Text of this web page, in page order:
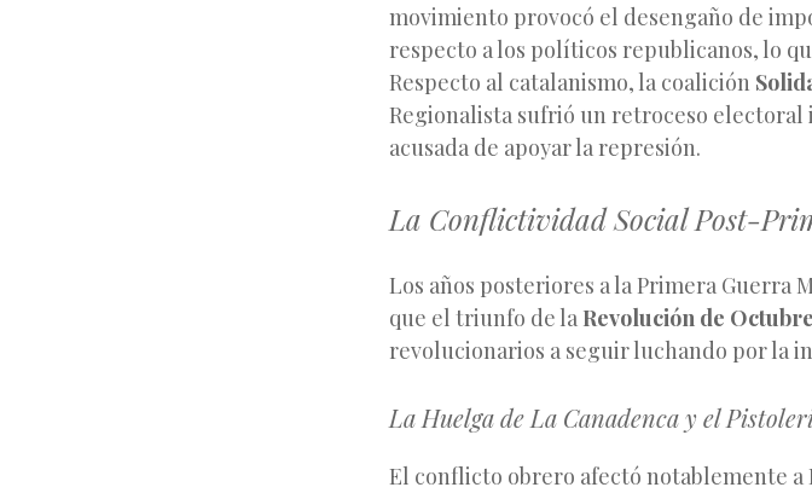
movimiento provocó el desengaño de
respecto a los políticos republicanos, lo
Respecto al catalanismo, la coalición
Regionalista sufrió un retroceso electoral
acusada de apoyar la represión.
La Conflictividad Social Post-
Los años posteriores a la Primera
que el triunfo de la Revolución de Octubre
revolucionarios a seguir luchando por la
La Huelga de La Canadenca y el
El conflicto obrero afectó notablemente a